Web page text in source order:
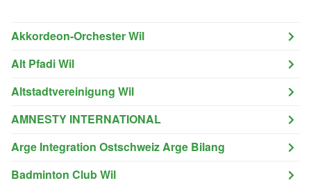
Akkordeon-Orchester Wil
Alt Pfadi Wil
Altstadtvereinigung Wil
AMNESTY INTERNATIONAL
Arge Integration Ostschweiz Arge Bilang
Badminton Club Wil